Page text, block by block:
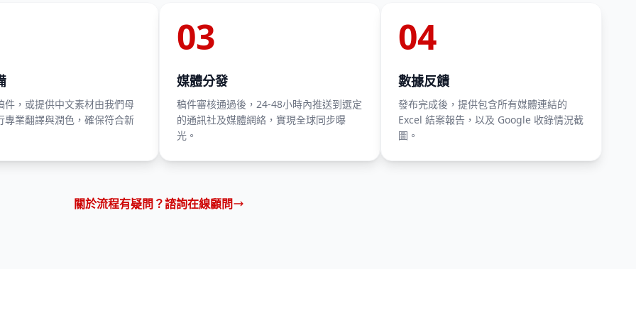
件，或提供中文素材由我們母
專業翻譯與潤色，確保符合新
03
媒體分發
稿件審核通過後，24-48小時內推送到選定
的通訊社及媒體網絡，實現全球同步曝
光。
04
數據反饋
發布完成後，提供包含所有媒體連結的
Excel 結案報告，以及 Google 收錄情況截
圖。
關於流程有疑問？諮詢在線顧問